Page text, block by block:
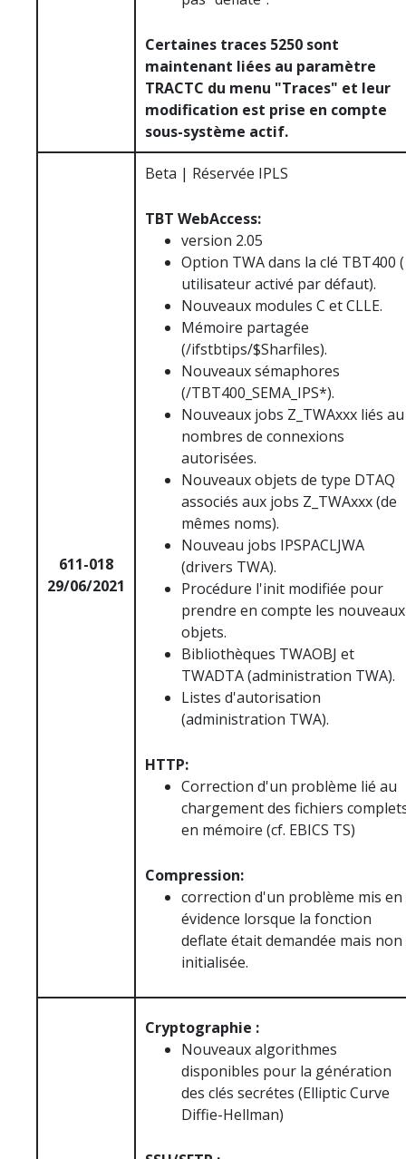
Certaines traces 5250 sont
maintenant liées au paramètre
TRACTC du menu "Traces" et leur
modification est prise en compte
sous-système actif.
611-018
29/06/2021
Beta | Réservée IPLS
TBT WebAccess:
version 2.05
Option TWA dans la clé TBT400
utilisateur activé par défaut).
Nouveaux modules C et CLLE.
Mémoire partagée
(/ifstbtips/$Sharfiles).
Nouveaux sémaphores
(/TBT400_SEMA_IPS*).
Nouveaux jobs Z_TWAxxx liés au
nombres de connexions
autorisées.
Nouveaux objets de type DTAQ
associés aux jobs Z_TWAxxx (de
mêmes noms).
Nouveau jobs IPSPACLJWA
(drivers TWA).
Procédure l'init modifiée pour
prendre en compte les nouveaux
objets.
Bibliothèques TWAOBJ et
TWADTA (administration TWA).
Listes d'autorisation
(administration TWA).
HTTP:
Correction d'un problème lié au
chargement des fichiers
en mémoire (cf. EBICS TS)
Compression:
correction d'un problème mis en
évidence lorsque la fonction
deflate était demandée mais non
initialisée.
Cryptographie :
Nouveaux algorithmes
disponibles pour la génération
des clés secrétes (Elliptic Curve
Diffie-Hellman)